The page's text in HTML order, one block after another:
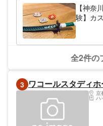
【神奈
験】カ
全2件の
3 ワコールスタディ
京
ハ